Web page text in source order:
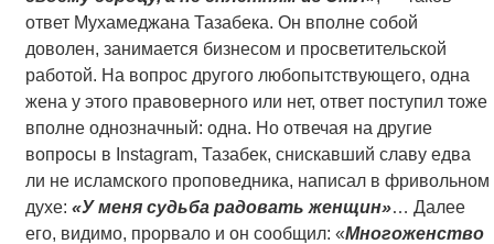
ответ Мухамеджана Тазабека. Он вполне собой
доволен, занимается бизнесом и просветительской
работой. На вопрос другого любопытствующего, одна
жена у этого правоверного или нет, ответ поступил тоже
вполне однозначный: одна. Но отвечая на другие
вопросы в Instagram, Тазабек, снискавший славу едва
ли не исламского проповедника, написал в фривольном
духе: «У меня судьба радовать женщин»… Далее
его, видимо, прорвало и он сообщил: «Многоженство